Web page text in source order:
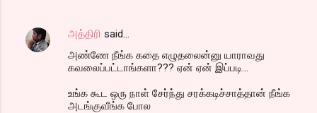
அத்திரி said…
அண்ணே நீங்க கதை எழுதலைன்னு யாராவது
கவலைப்பட்டாங்களா??? ஏன் ஏன் இப்படி...
உங்க கூட ஒரு நாள் சேர்ந்து சரக்கடிச்சாத்தான் நீங்க
அடங்குவீங்க போல